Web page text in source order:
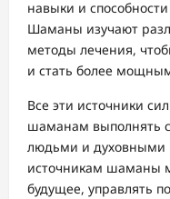
навыки и
Шаманы изучают
методы лечения,
и стать более
Все эти источники
шаманам выполнять
людьми и духовными
источникам шаманы
будущее, управлять